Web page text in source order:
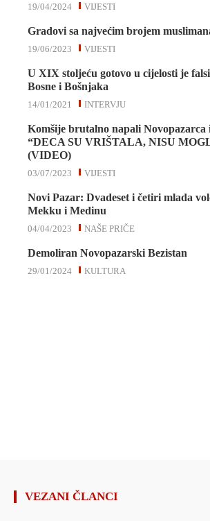
VIJESTI
19/04/2024
Gradovi sa najvećim brojem
VIJESTI
19/06/2023
U XIX stoljeću gotovo u cijelosti je
Bosne i Bošnjaka
INTERVJU
14/01/2021
Komšije brutalno napali Novopazarca
“DECA SU VRIŠTALA, NISU
(VIDEO)
VIJESTI
03/07/2023
Novi Pazar: Dvadeset i četiri mlada
Mekku i Medinu
NAŠE PRIČE
04/04/2023
Demoliran Novopazarski Bezistan
KULTURA
29/01/2024
VEZANI ČLANCI